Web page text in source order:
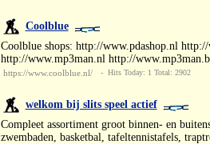
Coolblue
Coolblue shops: http://www.pdashop.nl
http://www.mp3man.nl http://
https://www.coolblue.nl/ - Hits Today: 1 Total: 2902
welkom bij slits speel actief
Compleet assortiment groot binnen- en
zwembaden, basketbal, tafeltennistafels,